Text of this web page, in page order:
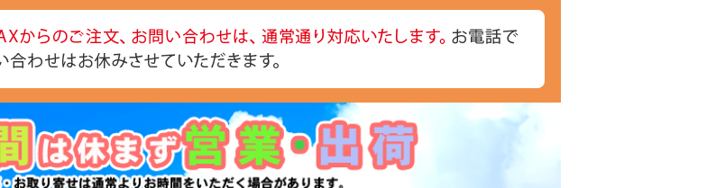
ジョイントロック
水回りに使う
FiberFix(ファイバーフックス)
木材・材料
塗装済み木材UROCO
反射・蓄光・フェルトテープ
接着剤
ゴムロープ・ゴムバンド
ビス・サブパーツ
ソーホースブラケット
テーブル脚
石膏ボード用アンカー
棚柱
かんたんあんしん珪藻土
ノブ
去シート
ジョイントロック
水回りに使う